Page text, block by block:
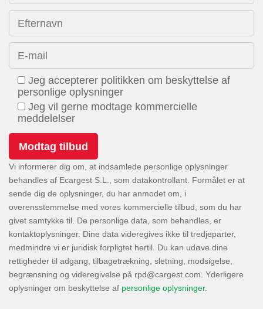
Efternavn
E-mail
Jeg accepterer politikken om beskyttelse af
personlige oplysninger
Jeg vil gerne modtage kommercielle
meddelelser
Vi informerer dig om, at indsamlede personlige oplysninger
behandles af Ecargest S.L., som datakontrollant. Formålet er at
sende dig de oplysninger, du har anmodet om, i
overensstemmelse med vores kommercielle tilbud, som du har
givet samtykke til. De personlige data, som behandles, er
kontaktoplysninger. Dine data videregives ikke til tredjeparter,
medmindre vi er juridisk forpligtet hertil. Du kan udøve dine
rettigheder til adgang, tilbagetrækning, sletning, modsigelse,
begrænsning og videregivelse på
. Yderligere
oplysninger om beskyttelse af personlige oplysninger.